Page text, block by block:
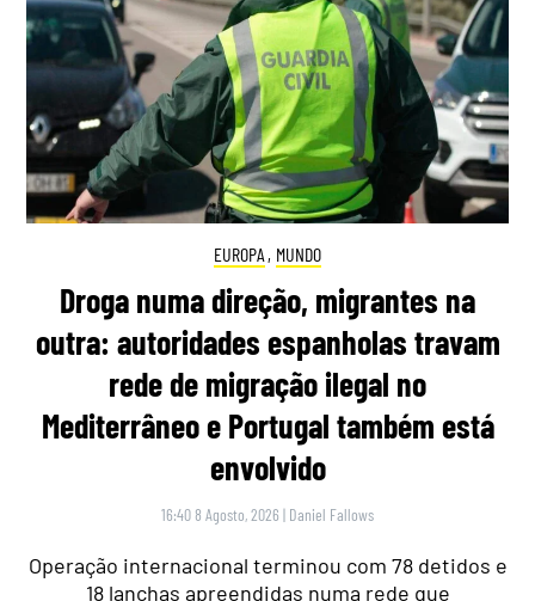
EUROPA , MUNDO
Droga numa direção, migrantes na
outra: autoridades espanholas travam
rede de migração ilegal no
Mediterrâneo e Portugal também está
envolvido
16:40 8 Agosto, 2026 | Daniel Fallows
Operação internacional terminou com 78 detidos e
18 lanchas apreendidas numa rede que